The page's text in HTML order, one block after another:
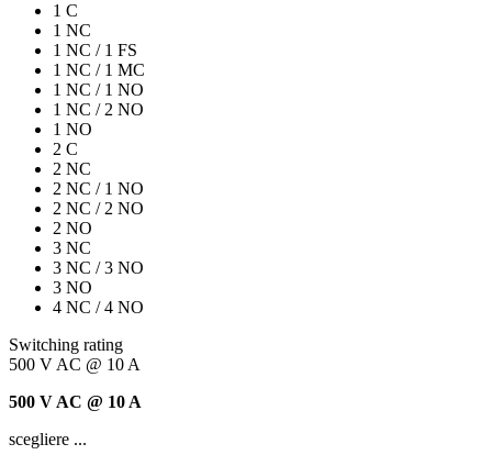
1 C
1 NC
1 NC / 1 FS
1 NC / 1 MC
1 NC / 1 NO
1 NC / 2 NO
1 NO
2 C
2 NC
2 NC / 1 NO
2 NC / 2 NO
2 NO
3 NC
3 NC / 3 NO
3 NO
4 NC / 4 NO
Switching rating
500 V AC @ 10 A
500 V AC @ 10 A
scegliere ...